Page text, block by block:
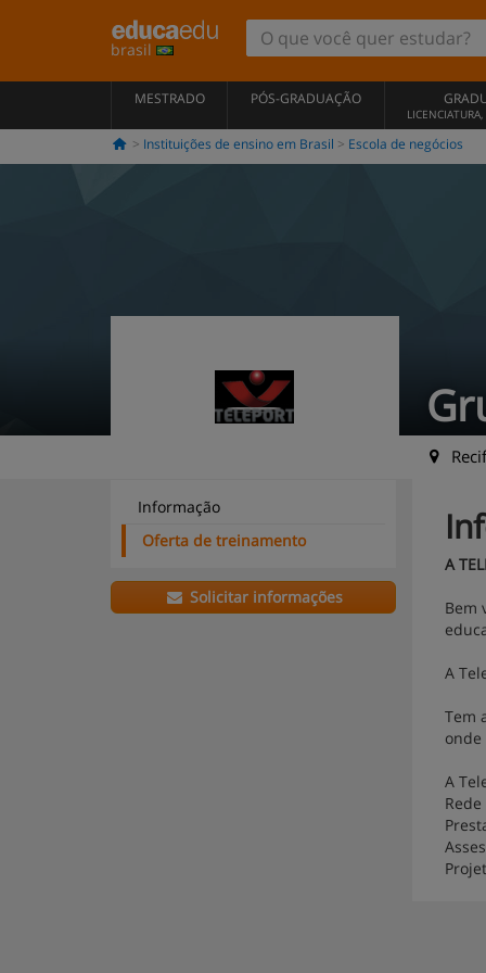
brasil
MESTRADO PÓS-GRADUAÇÃO
Instituições de ensino em Brasil Escola de negócios
Informação
Oferta de treinamento
Solicitar informações
A
Bem
A
Tem
A